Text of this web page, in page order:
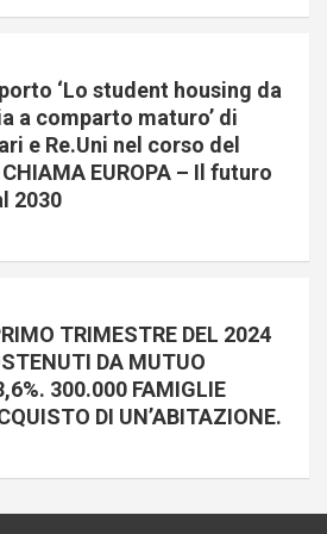
‘Lo student housing da
a comparto maturo’ di
e Re.Uni nel corso del
EUROPA – Il futuro
2030
TRIMESTRE DEL 2024
DA MUTUO
300.000 FAMIGLIE
DI UN’ABITAZIONE.